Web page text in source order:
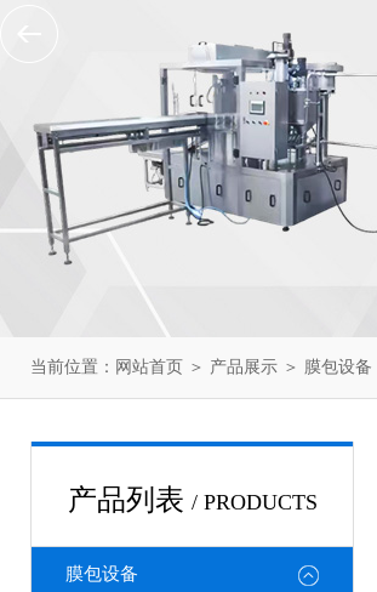
当前位置： 网站首页 ＞ 产品展示 ＞ 膜包设备
产品列表 / PRODUCTS
膜包设备